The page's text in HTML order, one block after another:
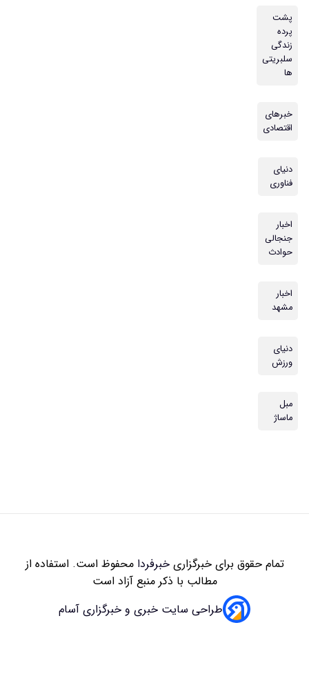
پشت
پرده
زندگی
سلبریتی
ها
خبرهای
اقتصادی
دنیای
فناوری
اخبار
جنجالی
حوادث
اخبار
مشهد
دنیای
ورزش
مبل
ماساژ
تمام حقوق برای خبرگزاریخبرفردامحفوظ است. استفاده از
مطالب با ذکر منبع آزاد است
طراحی سایت خبری و خبرگزاری آسام